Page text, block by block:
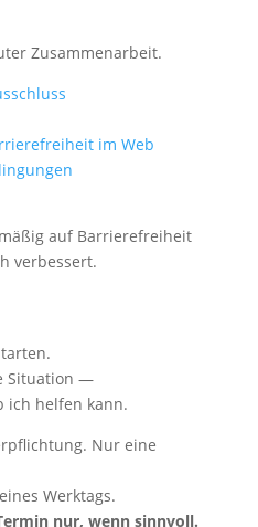
Zusammenarbeit.
im Web
auf Barrierefreiheit
verbessert.
Situation —
ich helfen kann.
Nur eine
Werktags.
nur, wenn sinnvoll.